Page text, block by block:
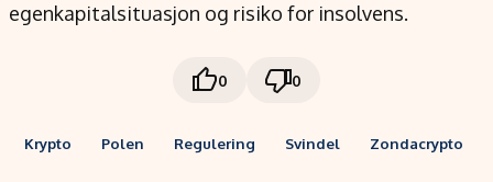
egenkapitalsituasjon og risiko for insolvens.
0 0
Krypto Polen Regulering Svindel Zondacrypto